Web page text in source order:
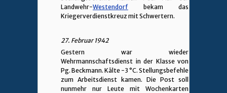
Landwehr-Westendorf bekam das
Kriegerverdienstkreuz mit Schwertern.
27. Februar 1942
Gestern war wieder
Wehrmannschaftsdienst in der Klasse von
Pg. Beckmann. Kälte -3 °C. Stellungsbefehle
zum Arbeitsdienst kamen. Die Post soll
nunmehr nur Leute mit Wochenkarten